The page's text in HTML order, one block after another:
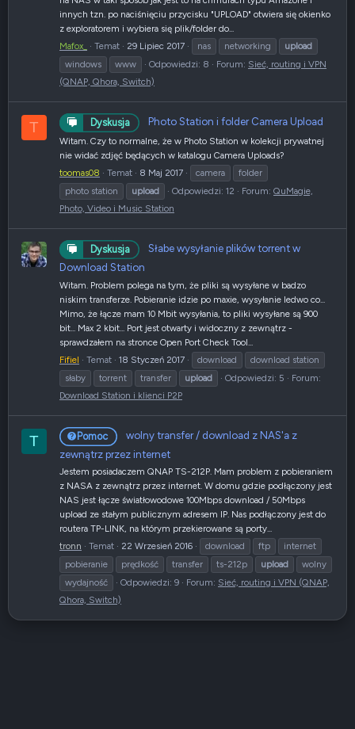
innych tzn. po naciśnięciu przycisku "UPLOAD" otwiera się okienko
z exploratorem i wybiera się plik/folder do...
Mafox_
Temat 29 Lipiec 2017 nas networking
upload
windows
www Odpowiedzi: 8 Forum: Sieć, routing i VPN
(QNAP, Qhora, Switch)
T Dyskusja Photo Station i folder Camera Upload
Witam. Czy to normalne, że w Photo Station w kolekcji prywatnej
nie widać zdjęć będących w katalogu Camera Uploads?
toomas08
Temat 8 Maj 2017 camera
folder
photo station
upload Odpowiedzi: 12 Forum: QuMagie,
Photo, Video i Music Station
Dyskusja
Słabe wysyłanie plików torrent w
Download Station
Witam. Problem polega na tym, że pliki są wysyłane w badzo
niskim transferze. Pobieranie idzie po maxie, wysyłanie ledwo co...
Mimo, że łącze mam 10 Mbit wysyłania, to pliki wysyłane są 900
bit... Max 2 kbit... Port jest otwarty i widoczny z zewnątrz -
sprawdzałem na stronce Open Port Check Tool...
Fifiel
Temat 18 Styczeń 2017 download
download station
słaby
torrent transfer upload Odpowiedzi: 5
Forum:
Download Station i klienci P2P
T Pomoc
wolny transfer / download z NAS'a z
zewnątrz przez internet
Jestem posiadaczem QNAP TS-212P. Mam problem z pobieraniem
z NASA z zewnątrz przez internet. W domu gdzie podłączony jest
NAS jest łącze światłowodowe 100Mbps download / 50Mbps
upload ze stałym publicznym adresem IP. Nas podłączony jest do
routera TP-LINK, na którym przekierowane są porty...
tronn
Temat 22 Wrzesień 2016 download ftp
internet
pobieranie
prędkość transfer ts-212p upload
wolny
wydajność
Odpowiedzi: 9 Forum: Sieć, routing i VPN (QNAP,
Qhora, Switch)